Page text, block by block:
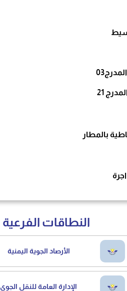
21
بالمطار
النطاقات الفرعية
الأرصاد الجوية اليمنية
الإدارة العامة للنقل الجوي